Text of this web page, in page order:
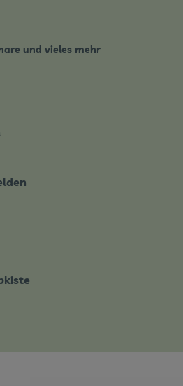
https://www.biobote-
und vieles mehr
place2bio.de/